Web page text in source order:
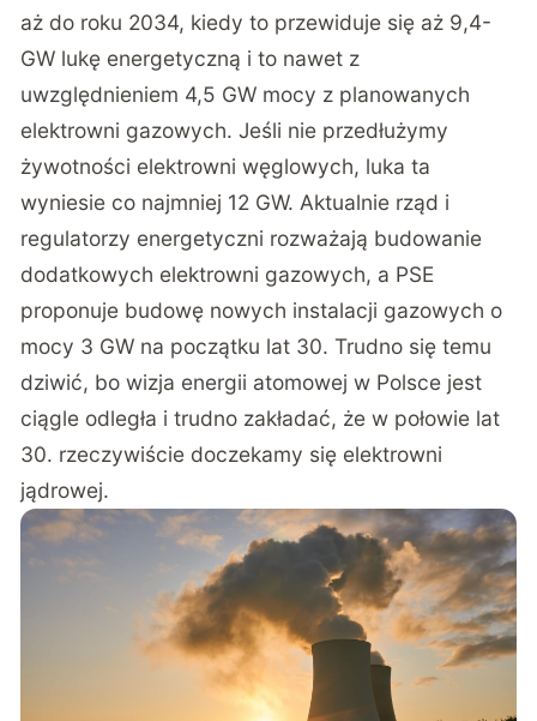
aż do roku 2034, kiedy to przewiduje się aż 9,4-
GW lukę energetyczną i to nawet z
uwzględnieniem 4,5 GW mocy z planowanych
elektrowni gazowych. Jeśli nie przedłużymy
żywotności elektrowni węglowych, luka ta
wyniesie co najmniej 12 GW. Aktualnie rząd i
regulatorzy energetyczni rozważają budowanie
dodatkowych elektrowni gazowych, a PSE
proponuje budowę nowych instalacji gazowych o
mocy 3 GW na początku lat 30. Trudno się temu
dziwić, bo wizja energii atomowej w Polsce jest
ciągle odległa i trudno zakładać, że w połowie lat
30. rzeczywiście doczekamy się elektrowni
jądrowej.